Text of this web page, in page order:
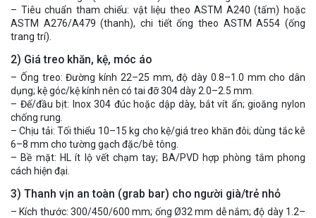
– Tiêu chuẩn tham chiếu: vật liệu theo ASTM A240 (tấm) hoặc
ASTM A276/A479 (thanh), chi tiết ống theo ASTM A554 (ống
trang trí).
2) Giá treo khăn, kệ, móc áo
– Ống treo: Đường kính 22–25 mm, độ dày 0.8–1.0 mm cho dân
dụng; kệ góc/kệ kính nên có tai đỡ 304 dày 2.0–2.5 mm.
– Đế/đầu bịt: Inox 304 đúc hoặc dập dày, bắt vít ẩn; gioăng nylon
chống rung.
– Chịu tải: Tối thiểu 10–15 kg cho kệ/giá treo khăn đôi; dùng tắc kê
6–8 mm cho tường gạch đặc/bê tông.
– Bề mặt: HL ít lộ vết chạm tay; BA/PVD hợp phòng tắm phong
cách hiện đại.
3) Thanh vịn an toàn (grab bar) cho người già/trẻ nhỏ
– Kích thước: 300/450/600 mm; ống Ø32 mm dễ nắm; độ dày 1.2–